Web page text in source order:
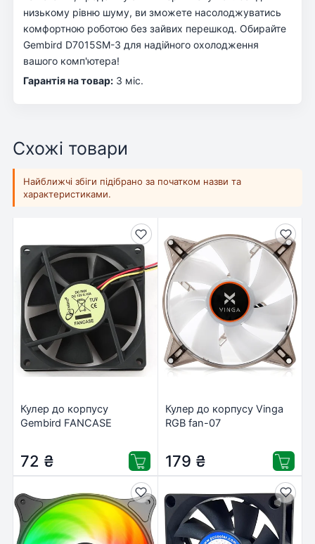
низькому рівню шуму, ви зможете насолоджуватись
комфортною роботою без зайвих перешкод. Обирайте
Gembird D7015SM-3 для надійного охолодження
вашого комп'ютера!
Гарантія на товар: 3 міс.
Схожі товари
Найближчі збіги підібрано за початком назви та
характеристиками.
Кулер до корпусу
Gembird FANCASE
72 ₴
Кулер до корпусу Vinga
RGB fan-07
179 ₴